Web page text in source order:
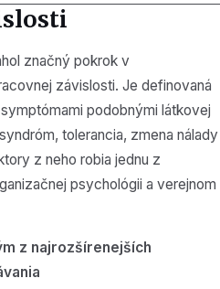
značný pokrok v
závislosti. Je definovaná
podobnými látkovej
tolerancia, zmena nálady
z neho robia jednu z
psychológii a verejnom
z najrozšírenejších